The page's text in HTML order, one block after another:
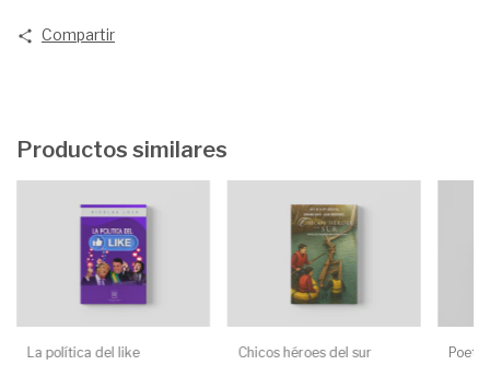
Compartir
Productos similares
La política del like
Chicos héroes del sur